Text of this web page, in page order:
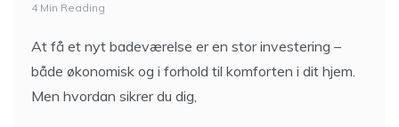
4 Min Reading
At få et nyt badeværelse er en stor investering –
både økonomisk og i forhold til komforten i dit hjem.
Men hvordan sikrer du dig,